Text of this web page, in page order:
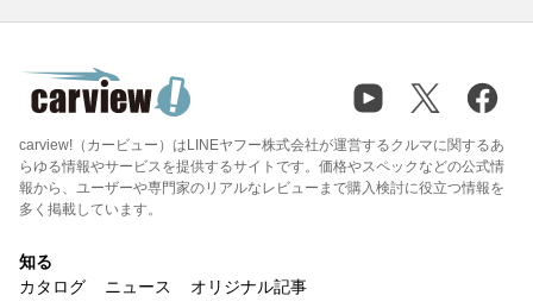
carview!（カービュー）はLINEヤフー株式会社が運営するクルマに関するあ
らゆる情報やサービスを提供するサイトです。価格やスペックなどの公式情
報から、ユーザーや専門家のリアルなレビューまで購入検討に役立つ情報を
多く掲載しています。
知る
カタログ
ニュース オリジナル記事